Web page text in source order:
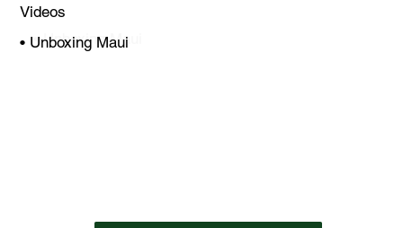
Videos
• Unboxing Maui